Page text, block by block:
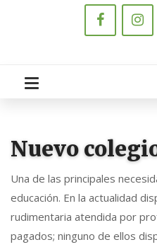
Nuevo
Una de las principales
educación. En la actualidad
rudimentaria atendida por
pagados; ninguno de ellos